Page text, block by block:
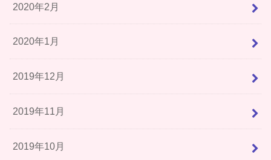
2020年2月
2020年1月
2019年12月
2019年11月
2019年10月